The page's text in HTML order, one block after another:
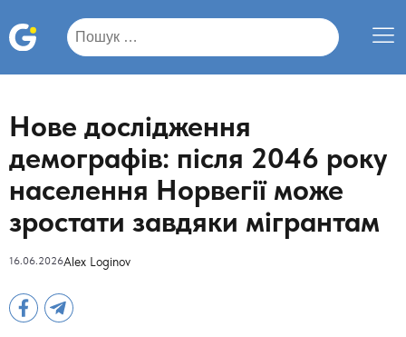
Пошук:
Нове дослідження
демографів: після 2046 року
населення Норвегії може
зростати завдяки мігрантам
16.06.2026Alex Loginov